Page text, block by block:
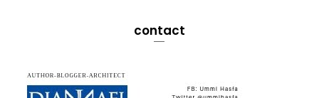
contact